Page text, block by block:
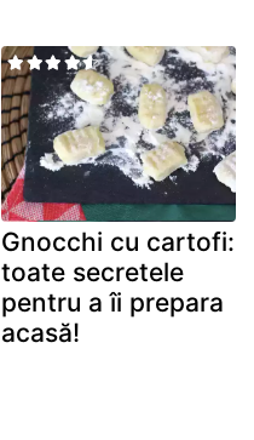
Gnocchi cu cartofi:
toate secretele
pentru a îi prepara
acasă!